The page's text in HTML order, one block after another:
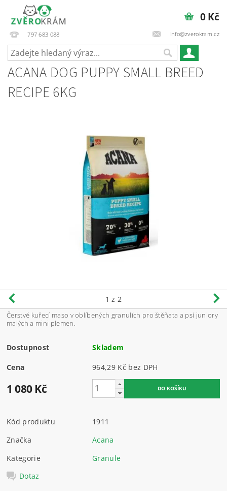
797 683 088 info@zverokram.cz
0 Kč
ACANA DOG PUPPY SMALL BREED
RECIPE 6KG
1 z 2
Čerstvé kuřecí maso v oblíbených granulích pro štěňata a psí juniory
malých a mini plemen.
Dostupnost Skladem
Cena 964,29 Kč bez DPH
1 080 Kč
Kód produktu
1911
Značka
Acana
Kategorie
Granule
Dotaz